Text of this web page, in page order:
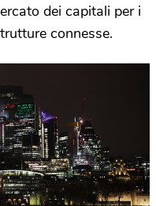
dei capitali per i
connesse.